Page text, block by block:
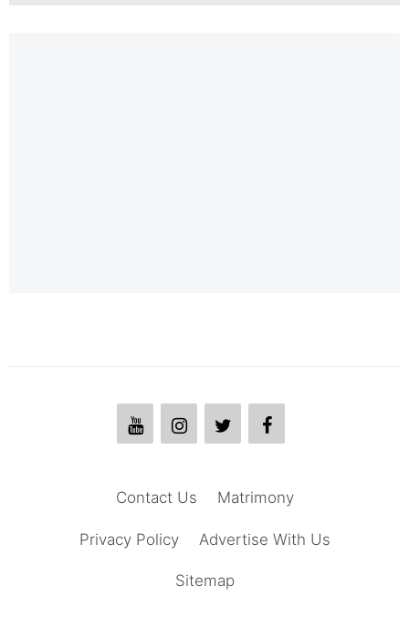
Matrimony
Contact Us
Advertise With Us
Privacy Policy
Sitemap